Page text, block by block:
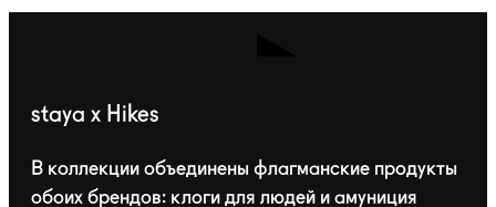
staya x Hikes
В коллекции объединены флагманские продукты
обоих брендов: клоги для людей и амуниция